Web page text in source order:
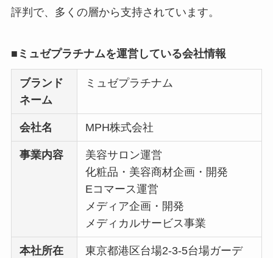
評判で、多くの層から支持されています。
■ミュゼプラチナムを運営している会社情報
ブランド
ネーム
ミュゼプラチナム
会社名 MPH株式会社
事業内容
美容サロン運営
化粧品・美容商材企画・開発
Eコマース運営
メディア企画・開発
メディカルサービス事業
本社所在
東京都港区台場2-3-5台場ガーデ